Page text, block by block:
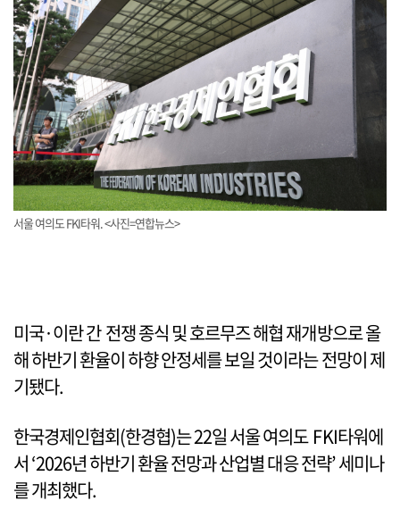
서울 여의도 FKI타워. <사진=연합뉴스>
미국·이란 간 전쟁 종식 및 호르무즈 해협 재개방으로 올
해 하반기 환율이 하향 안정세를 보일 것이라는 전망이 제
기됐다.
한국경제인협회(한경협)는 22일 서울 여의도 FKI타워에
서 ‘2026년 하반기 환율 전망과 산업별 대응 전략’ 세미나
를 개최했다.